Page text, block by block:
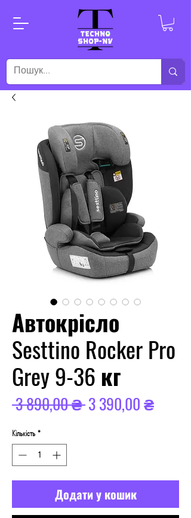
Автокрісло
Sesttino Rocker Pro
Grey 9-36 кг
3 890,00 ₴ Звичайна
3 390,00 ₴За
Кількість *
Додати у кошик